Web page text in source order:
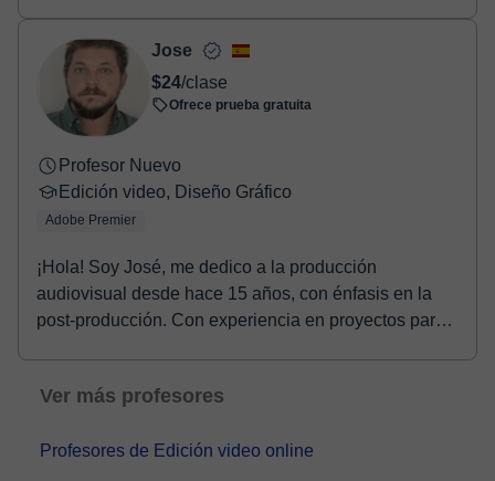
Jose
$24/clase
Ofrece prueba gratuita
Profesor Nuevo
Edición video, Diseño Gráfico
Adobe Premier
¡Hola! Soy José, me dedico a la producción
audiovisual desde hace 15 años, con énfasis en la
post-producción. Con experiencia en proyectos para
Ver más profesores
Profesores de Edición video online